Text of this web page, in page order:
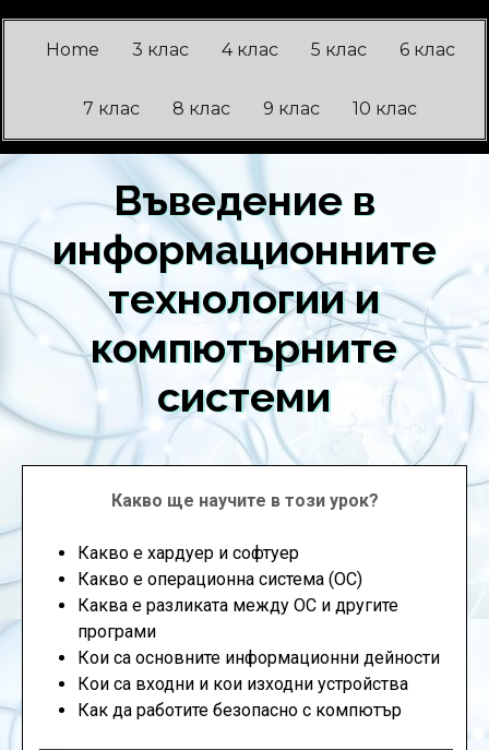
Home 3 клас 4 клас 5 клас 6 клас
7 клас 8 клас 9 клас 10 клас
Въведение в
информационните
технологии и
компютърните
системи
Какво ще научите в този урок?
Какво е хардуер и софтуер
Какво е операционна система (ОС)
Каква е разликата между ОС и другите
програми
Кои са основните информационни дейности
Кои са входни и кои изходни устройства
Как да работите безопасно с компютър